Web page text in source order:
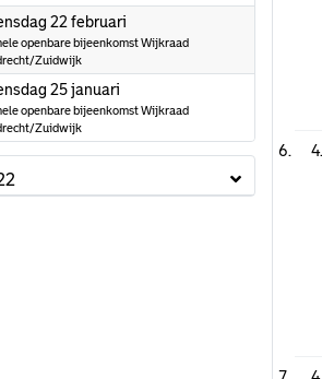
22 februari
openbare bijeenkomst Wijkraad
Zuidwijk
25 januari
openbare bijeenkomst Wijkraad
Zuidwijk